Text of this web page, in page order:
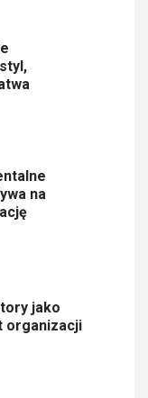
na
jako
organizacji